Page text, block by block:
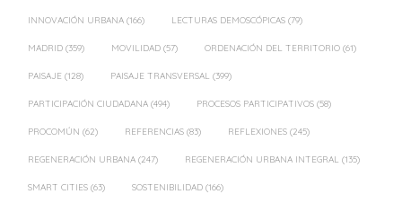
INNOVACIÓN URBANA (166) LECTURAS DEMOSCÓPICAS (79)
MADRID (359) MOVILIDAD (57) ORDENACIÓN DEL TERRITORIO (61)
PAISAJE (128) PAISAJE TRANSVERSAL (399)
PARTICIPACIÓN CIUDADANA (494) PROCESOS PARTICIPATIVOS (58)
PROCOMÚN (62) REFERENCIAS (83) REFLEXIONES (245)
REGENERACIÓN URBANA (247) REGENERACIÓN URBANA INTEGRAL (135)
SMART CITIES (63) SOSTENIBILIDAD (166)